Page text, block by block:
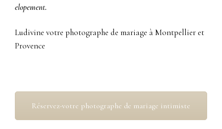
elopement.
Ludivine votre photographe de mariage à Montpellier et
Provence
Réservez-votre photographe de mariage intimiste